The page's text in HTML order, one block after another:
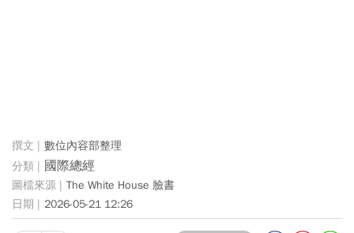
數位內容部整理
國際總經
The White House 臉書
2026-05-21 12:26